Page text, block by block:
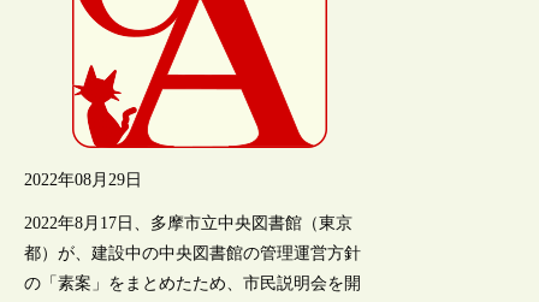
2022年08月29日
2022年8月17日、多摩市立中央図書館（東京
都）が、建設中の中央図書館の管理運営方針
の「素案」をまとめたため、市民説明会を開